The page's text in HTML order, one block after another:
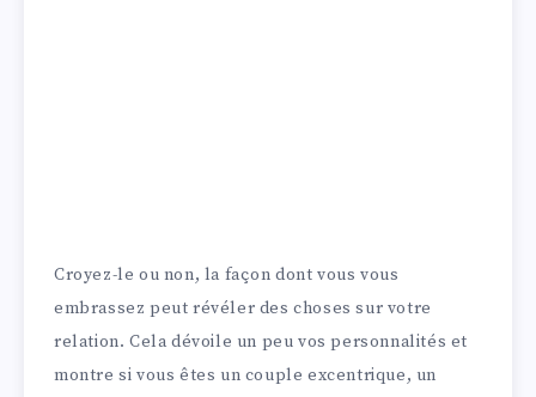
Croyez-le ou non, la façon dont vous vous
embrassez peut révéler des choses sur votre
relation. Cela dévoile un peu vos personnalités et
montre si vous êtes un couple excentrique, un